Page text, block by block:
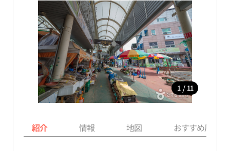
1 / 11
紹介 情報 地図 おすすめ周辺